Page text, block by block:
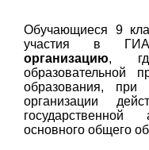
Обучающиеся 9
участия в
организацию,
образовательной
образования, при
организации
основного общего